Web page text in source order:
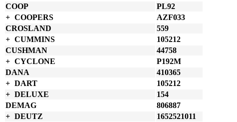
COOP
PL92
COOPERS
AZF033
CROSLAND
559
CUMMINS
105212
CUSHMAN
44758
CYCLONE
P192M
DANA
410365
DART
105212
DELUXE
154
DEMAG
806887
DEUTZ
1652521011